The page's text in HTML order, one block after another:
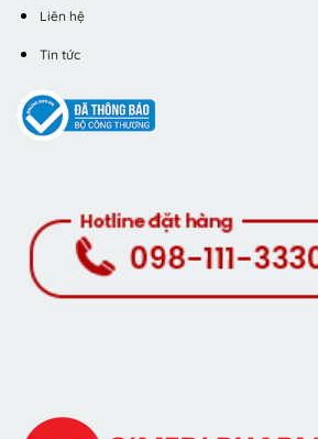
Liên hệ
Tin tức